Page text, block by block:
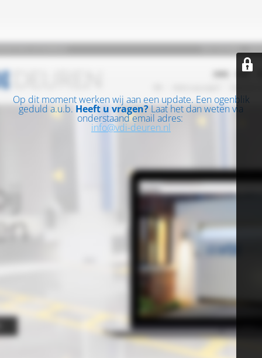
Op dit moment werken wij aan een update. Een ogenblik
geduld a.u.b. Heeft u vragen? Laat het dan weten via
onderstaand email adres:
info@vdi-deuren.nl